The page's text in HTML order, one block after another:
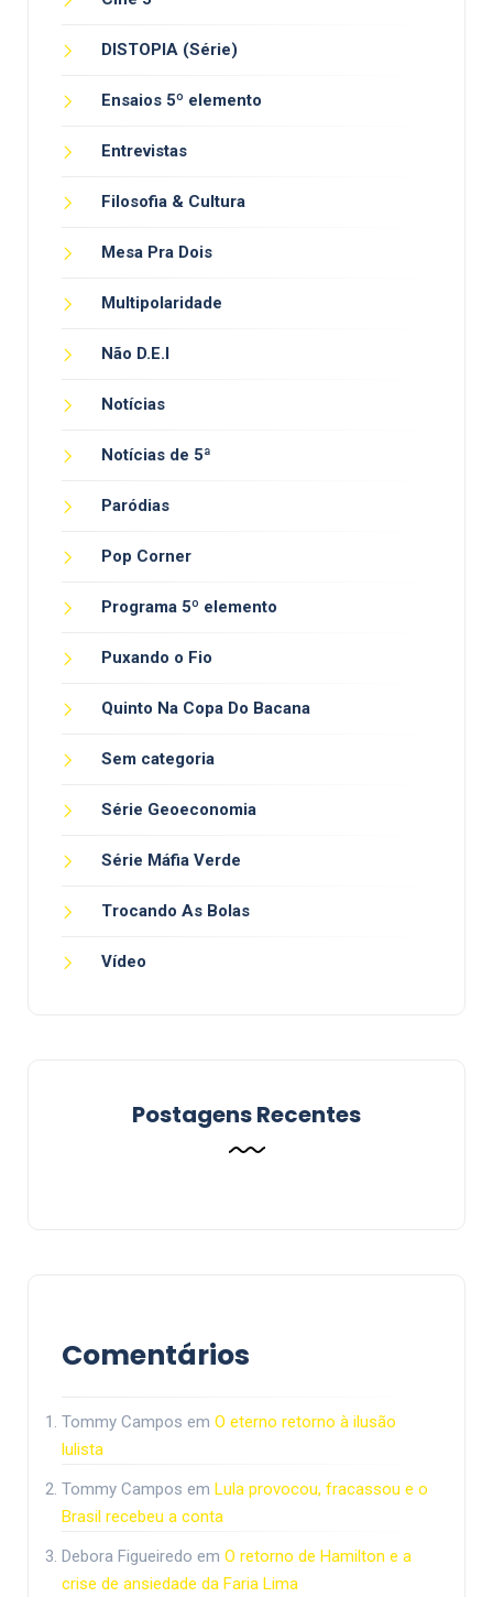
DISTOPIA (Série)
Ensaios 5º elemento
Entrevistas
Filosofia & Cultura
Mesa Pra Dois
Multipolaridade
Não D.E.I
Notícias
Notícias de 5ª
Paródias
Pop Corner
Programa 5º elemento
Puxando o Fio
Quinto Na Copa Do Bacana
Sem categoria
Série Geoeconomia
Série Máfia Verde
Trocando As Bolas
Vídeo
Postagens Recentes
Comentários
Tommy Campos em O eterno retorno à ilusão
lulista
Tommy Campos em Lula provocou, fracassou e o
Brasil recebeu a conta
Debora Figueiredo em O retorno de Hamilton e a
crise de ansiedade da Faria Lima